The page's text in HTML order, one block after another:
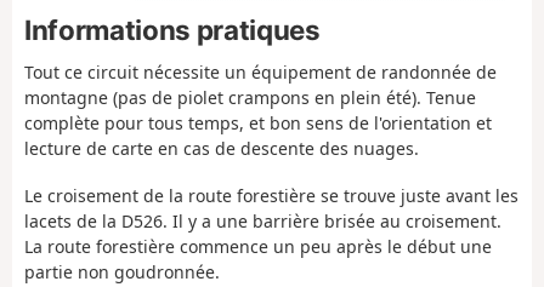
Informations pratiques
Tout ce circuit nécessite un équipement de randonnée de
montagne (pas de piolet crampons en plein été). Tenue
complète pour tous temps, et bon sens de l'orientation et
lecture de carte en cas de descente des nuages.
Le croisement de la route forestière se trouve juste avant les
lacets de la D526. Il y a une barrière brisée au croisement.
La route forestière commence un peu après le début une
partie non goudronnée.